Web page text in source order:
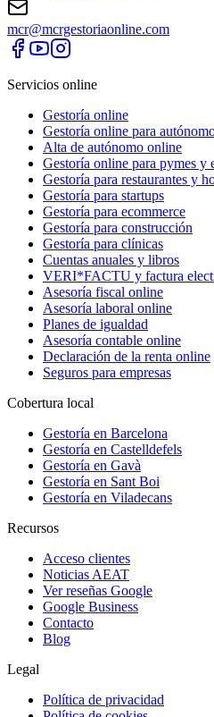
mcr@mcrgestoriaonline.com
Servicios online
Gestoría online
Gestoría online para
Alta de autónomo online
Gestoría online para pymes y
Gestoría para restaurantes y
Gestoría para startups
Gestoría para ecommerce
Gestoría para construcción
Gestoría para clínicas
Cuentas anuales y libros
VERI*FACTU y factura
Asesoría fiscal online
Asesoría laboral online
Planes de igualdad
Asesoría contable online
Declaración de la renta online
Seguros para empresas
Cobertura local
Gestoría en Barcelona
Gestoría en Castelldefels
Gestoría en Gavà
Gestoría en Sant Boi
Gestoría en Viladecans
Recursos
Acceso clientes
Noticias AEAT
Ver reseñas Google
Google Business
Contacto
Blog
Legal
Política de privacidad